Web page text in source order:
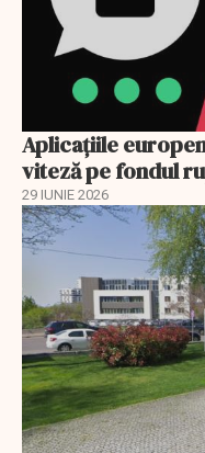
Aplicațiile
viteză pe fondul
29 IUNIE 2026